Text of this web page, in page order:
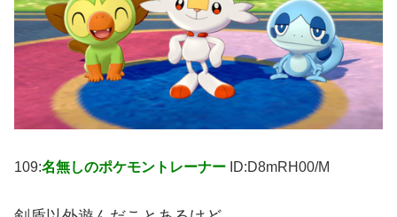
109:名無しのポケモントレーナー ID:D8mRH00/M